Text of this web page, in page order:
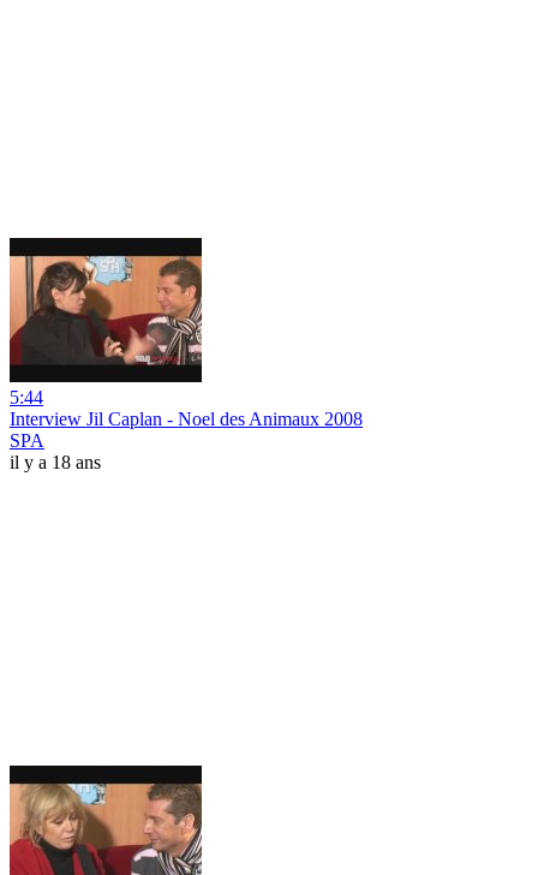
5:44
Interview Jil Caplan - Noel des Animaux 2008
SPA
il y a 18 ans